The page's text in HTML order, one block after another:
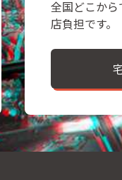
全国どこから
店負担です。